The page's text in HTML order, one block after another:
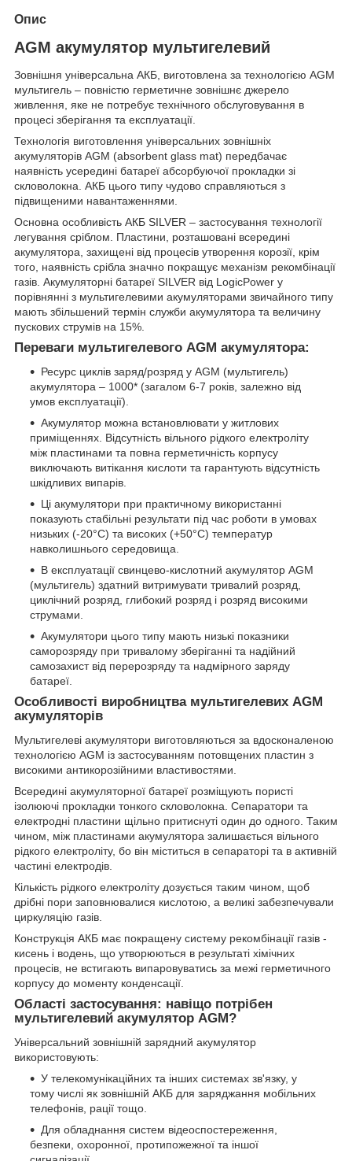
Опис
AGM акумулятор мультигелевий
Зовнішня універсальна АКБ, виготовлена за технологією AGM
мультигель – повністю герметичне зовнішнє джерело
живлення, яке не потребує технічного обслуговування в
процесі зберігання та експлуатації.
Технологія виготовлення універсальних зовнішніх
акумуляторів AGM (absorbent glass mat) передбачає
наявність усередині батареї абсорбуючої прокладки зі
скловолокна. АКБ цього типу чудово справляються з
підвищеними навантаженнями.
Основна особливість АКБ SILVER – застосування технології
легування сріблом. Пластини, розташовані всередині
акумулятора, захищені від процесів утворення корозії, крім
того, наявність срібла значно покращує механізм рекомбінації
газів. Акумуляторні батареї SILVER від LogicPower у
порівнянні з мультигелевими акумуляторами звичайного типу
мають збільшений термін служби акумулятора та величину
пускових струмів на 15%.
Переваги мультигелевого AGM акумулятора:
Ресурс циклів заряд/розряд у AGM (мультигель)
акумулятора – 1000* (загалом 6-7 років, залежно від
умов експлуатації).
Акумулятор можна встановлювати у житлових
приміщеннях. Відсутність вільного рідкого електроліту
між пластинами та повна герметичність корпусу
виключають витікання кислоти та гарантують відсутність
шкідливих випарів.
Ці акумулятори при практичному використанні
показують стабільні результати під час роботи в умовах
низьких (-20°С) та високих (+50°С) температур
навколишнього середовища.
В експлуатації свинцево-кислотний акумулятор AGM
(мультигель) здатний витримувати тривалий розряд,
циклічний розряд, глибокий розряд і розряд високими
струмами.
Акумулятори цього типу мають низькі показники
саморозряду при тривалому зберіганні та надійний
самозахист від перерозряду та надмірного заряду
батареї.
Особливості виробництва мультигелевих AGM
акумуляторів
Мультигелеві акумулятори виготовляються за вдосконаленою
технологією AGM із застосуванням потовщених пластин з
високими антикорозійними властивостями.
Всередині акумуляторної батареї розміщують пористі
ізолюючі прокладки тонкого скловолокна. Сепаратори та
електродні пластини щільно притиснуті один до одного. Таким
чином, між пластинами акумулятора залишається вільного
рідкого електроліту, бо він міститься в сепараторі та в активній
частині електродів.
Кількість рідкого електроліту дозується таким чином, щоб
дрібні пори заповнювалися кислотою, а великі забезпечували
циркуляцію газів.
Конструкція АКБ має покращену систему рекомбінації газів -
кисень і водень, що утворюються в результаті хімічних
процесів, не встигають випаровуватись за межі герметичного
корпусу до моменту конденсації.
Області застосування: навіщо потрібен
мультигелевий акумулятор AGM?
Універсальний зовнішній зарядний акумулятор
використовують:
У телекомунікаційних та інших системах зв'язку, у
тому числі як зовнішній АКБ для заряджання мобільних
телефонів, рації тощо.
Для обладнання систем відеоспостереження,
безпеки, охоронної, протипожежної та іншої